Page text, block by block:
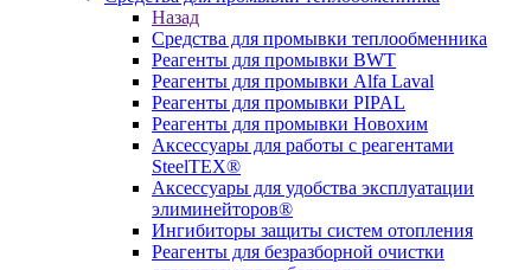
Назад
Средства для промывки теплообменника
Реагенты для промывки BWT
Реагенты для промывки Alfa Laval
Реагенты для промывки PIPAL
Реагенты для промывки Новохим
Аксессуары для работы с реагентами
SteelTEX®
Аксессуары для удобства эксплуатации
элиминейторов®
Ингибиторы защиты систем отопления
Реагенты для безразборной очистки